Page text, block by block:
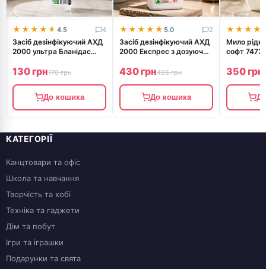
★★★★★
★★★★★ 4.5 4
Засіб дезінфікуючий АХД
2000 ультра Бланідас
130 грн170 грн
До кошика
★★★★★
★★★★★ 5.0 2
Засіб дезінфікуючий АХД
2000 Експрес з дозуючим
430 грн485 грн
До кошика
Мило
софт
350 грн
КАТЕГОРІЇ
Канцтовари та офіс
Школа та навчання
Творчість та хобі
Техніка та гаджети
Дім та побут
Ігри та іграшки
Подарунки та свята